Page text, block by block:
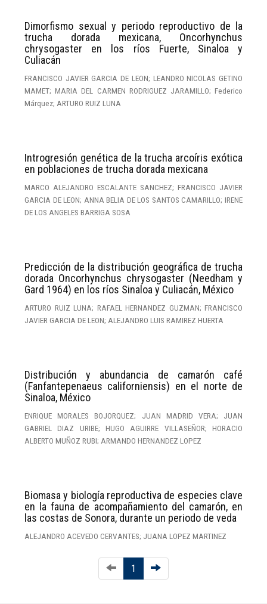
Dimorfismo sexual y periodo reproductivo de la
trucha dorada mexicana, Oncorhynchus
chrysogaster en los ríos Fuerte, Sinaloa y
Culiacán
FRANCISCO JAVIER GARCIA DE LEON; LEANDRO NICOLAS GETINO
MAMET; MARIA DEL CARMEN RODRIGUEZ JARAMILLO; Federico
Márquez; ARTURO RUIZ LUNA
Introgresión genética de la trucha arcoíris exótica
en poblaciones de trucha dorada mexicana
MARCO ALEJANDRO ESCALANTE SANCHEZ; FRANCISCO JAVIER
GARCIA DE LEON; ANNA BELIA DE LOS SANTOS CAMARILLO; IRENE
DE LOS ANGELES BARRIGA SOSA
Predicción de la distribución geográfica de trucha
dorada Oncorhynchus chrysogaster (Needham y
Gard 1964) en los ríos Sinaloa y Culiacán, México
ARTURO RUIZ LUNA; RAFAEL HERNANDEZ GUZMAN; FRANCISCO
JAVIER GARCIA DE LEON; ALEJANDRO LUIS RAMIREZ HUERTA
Distribución y abundancia de camarón café
(Fanfantepenaeus californiensis) en el norte de
Sinaloa, México
ENRIQUE MORALES BOJORQUEZ; JUAN MADRID VERA; JUAN
GABRIEL DIAZ URIBE; HUGO AGUIRRE VILLASEÑOR; HORACIO
ALBERTO MUÑOZ RUBI; ARMANDO HERNANDEZ LOPEZ
Biomasa y biología reproductiva de especies clave
en la fauna de acompañamiento del camarón, en
las costas de Sonora, durante un periodo de veda
ALEJANDRO ACEVEDO CERVANTES; JUANA LOPEZ MARTINEZ
1